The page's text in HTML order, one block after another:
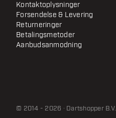
Kontaktoplysninger
Forsendelse & Levering
Returneringer
Betalingsmetoder
Aanbudsanmodning
© 2014 - 2026 · Dartshopper B.V.